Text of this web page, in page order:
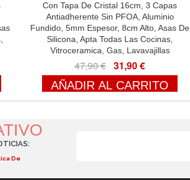
Con Tapa De Cristal 16cm, 3 Capas
Antiadherente Sin PFOA, Aluminio
Fundido, 5mm Espesor, 8cm Alto, Asas De
Silicona, Apta Todas Las Cocinas,
Vitroceramica, Gas, Lavavajillas
47,90 € 31,90 €
AÑADIR AL CARRITO
De